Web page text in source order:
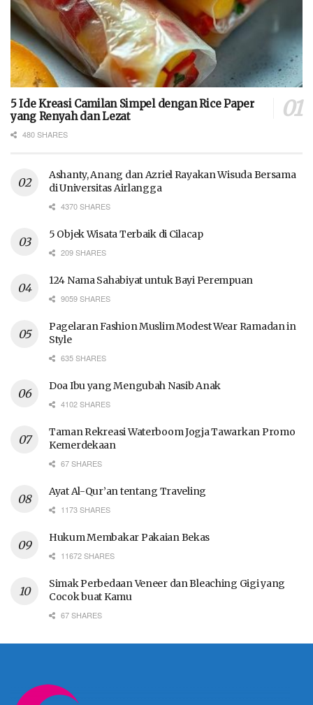
5 Ide Kreasi Camilan Simpel dengan Rice Paper
yang Renyah dan Lezat
480 SHARES
Ashanty, Anang dan Azriel Rayakan Wisuda Bersama
di Universitas Airlangga
4370 SHARES
5 Objek Wisata Terbaik di Cilacap
209 SHARES
124 Nama Sahabiyat untuk Bayi Perempuan
9059 SHARES
Pagelaran Fashion Muslim Modest Wear Ramadan in
Style
635 SHARES
Doa Ibu yang Mengubah Nasib Anak
4102 SHARES
Taman Rekreasi Waterboom Jogja Tawarkan Promo
Kemerdekaan
67 SHARES
Ayat Al-Qur’an tentang Traveling
1173 SHARES
Hukum Membakar Pakaian Bekas
11672 SHARES
Simak Perbedaan Veneer dan Bleaching Gigi yang
Cocok buat Kamu
67 SHARES